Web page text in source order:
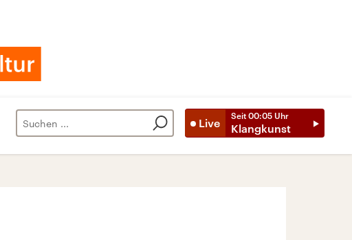
Live
Seit 00:05 Uhr
Klangkunst